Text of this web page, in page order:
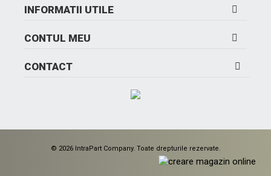
INFORMATII UTILE
CONTUL MEU
CONTACT
© 2026 IntraPart Company. Toate drepturile rezervate.